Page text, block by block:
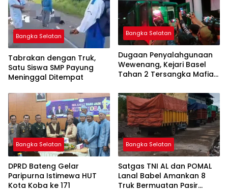
Bangka Selatan
Tabrakan dengan Truk,
Satu Siswa SMP Payung
Meninggal Ditempat
Bangka Selatan
Dugaan Penyalahgunaan
Wewenang, Kejari Basel
Tahan 2 Tersangka Mafia
Bangka Selatan
DPRD Bateng Gelar
Paripurna Istimewa HUT
Kota Koba ke 171
Bangka Selatan
Satgas TNI AL dan POMAL
Lanal Babel Amankan 8
Truk Bermuatan Pasir